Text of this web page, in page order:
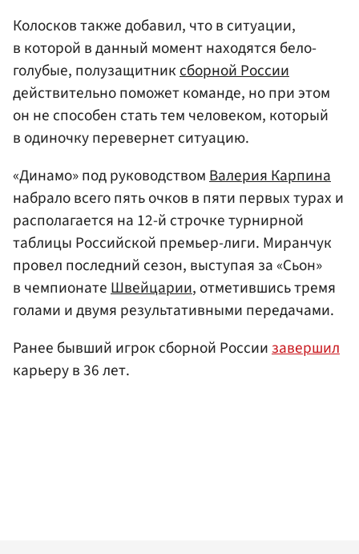
Колосков также добавил, что в ситуации,
в которой в данный момент находятся бело-
голубые, полузащитник сборной России
действительно поможет команде, но при этом
он не способен стать тем человеком, который
в одиночку перевернет ситуацию.
«Динамо» под руководствомВалерия Карпина
набрало всего пять очков в пяти первых турах и
располагается на 12-й строчке турнирной
таблицы Российской премьер-лиги. Миранчук
провел последний сезон, выступая за «Сьон»
в чемпионатеШвейцарии, отметившись тремя
голами и двумя результативными передачами.
Ранее бывший игрок сборной Россиизавершил
карьеру в 36 лет.